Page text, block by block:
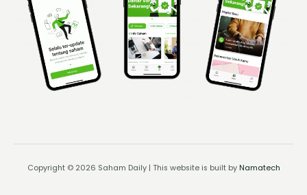
Copyright © 2026 Saham Daily | This website is built by Namatech